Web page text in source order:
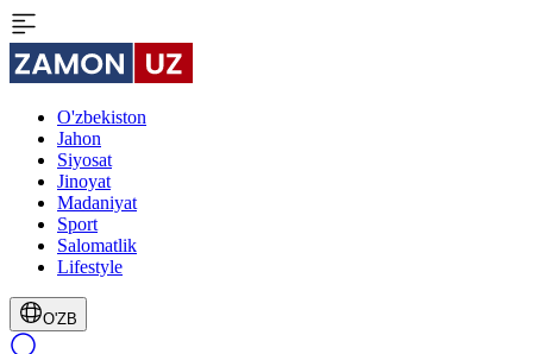
O'zbekiston
Jahon
Siyosat
Jinoyat
Madaniyat
Sport
Salomatlik
Lifestyle
O'ZB